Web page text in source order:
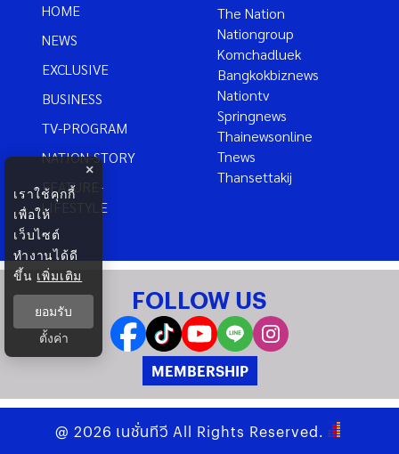
HOME
NEWS
EXCLUSIVE
BUSINESS
TV-PROGRAM
NATION-STORY
FEATURE-
LIFESTYLE
The Nation
Nationgroup
Komchadluek
Bangkokbiznews
Nationtv
Springnews
Thainewsonline
Tnews
Thansettakij
FOLLOW US
MEMBERSHIP
@ 2026 เนชั่นทีวี All Rights Reserved.
×
เราใช้คุกกี้
เพื่อให้
เว็บไซต์
ทำงานได้ดี
ขึ้น เพิ่มเติม
ยอมรับ
ตั้งค่า